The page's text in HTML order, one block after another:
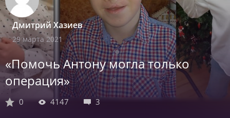
Дмитрий Хазиев
29 марта 2021
«Помочь Антону могла только
операция»
0 4147 3